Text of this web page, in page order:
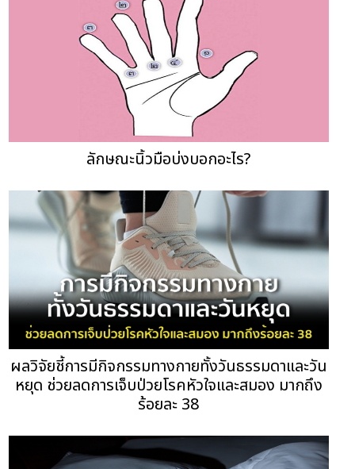
ลักษณะนิ้วมือบ่งบอกอะไร?
ผลวิจัยชี้การมีกิจกรรมทางกายทั้งวันธรรมดาและวัน
หยุด ช่วยลดการเจ็บป่วยโรคหัวใจและสมอง มากถึง
ร้อยละ 38